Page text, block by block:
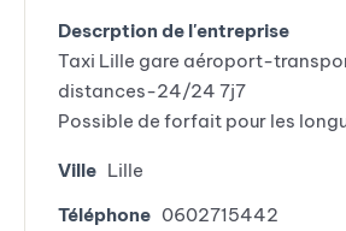
Descrption de l'entreprise
Taxi Lille gare aéroport-
distances-24/24 7j7
Possible de forfait pour les
Ville Lille
Téléphone 0602715442